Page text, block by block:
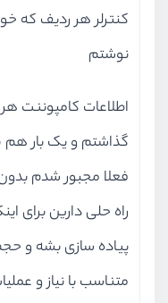
کنترلر هر ردیف که
نوشتم
فعلا مجبور شدم
راه حلی دارین برای
پیاده سازی بشه و
متناسب با نیاز و